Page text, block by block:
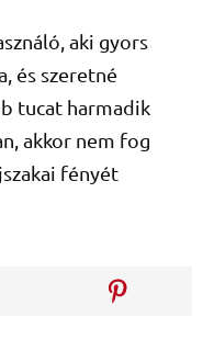
aki gyors
és szeretné
tucat harmadik
akkor nem fog
fényét